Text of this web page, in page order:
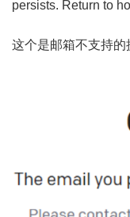
persists. Return to
这个是邮箱不支持的